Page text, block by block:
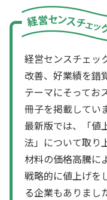
経営センスチェッ
改善、好業績を錯
テーマにそってお
冊子を掲載してい
最新版では、「値
法」について取り
材料の価格高騰に
戦略的に値上げを
る企業もありまし